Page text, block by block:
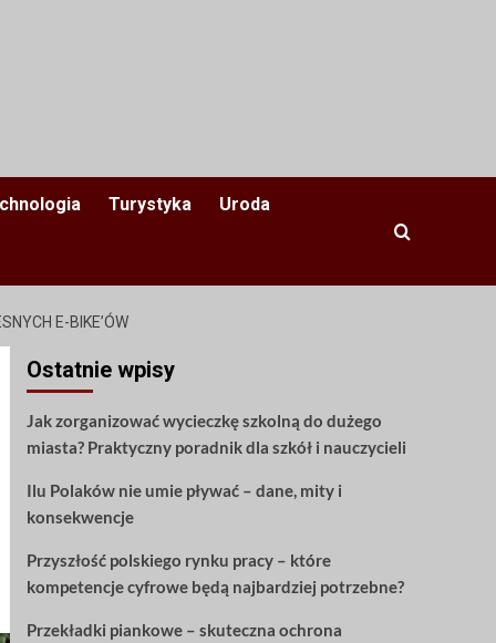
Turystyka Uroda
E-BIKE’ÓW
Ostatnie wpisy
Jak zorganizować wycieczkę szkolną do dużego
miasta? Praktyczny poradnik dla szkół i nauczycieli
Ilu Polaków nie umie pływać – dane, mity i
konsekwencje
Przyszłość polskiego rynku pracy – które
kompetencje cyfrowe będą najbardziej potrzebne?
Przekładki piankowe – skuteczna ochrona